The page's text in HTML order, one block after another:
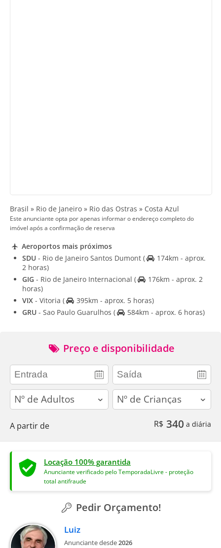
Brasil » Rio de Janeiro » Rio das Ostras » Costa Azul
Este anunciante opta por apenas informar o endereço completo do
imóvel após a confirmação de reserva
Aeroportos mais próximos
SDU - Rio de Janeiro Santos Dumont (
174km - aprox.
2 horas)
GIG - Rio de Janeiro Internacional (
176km - aprox. 2
horas)
VIX - Vitoria (
395km - aprox. 5 horas)
GRU - Sao Paulo Guarulhos ( 584km - aprox. 6 horas)
Preço e disponibilidade
adults children
A partir de R$ 340 a diária
Locação 100% garantida
Anunciante verificado pelo TemporadaLivre - proteção
total antifraude
Pedir Orçamento!
Luiz
Anunciante desde2026